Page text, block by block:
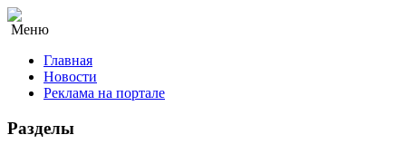
Меню
Главная
Новости
Реклама на портале
Разделы